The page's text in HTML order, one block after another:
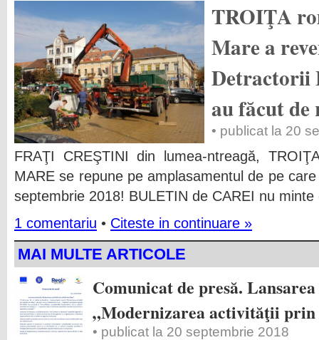
TROIŢA
Mare a
Detractorii
au făcut de
• publicat la 20
FRAŢI CREŞTINI din lumea-ntreagă,
MARE se repune pe amplasamentul de pe
septembrie 2018! BULETIN de CAREI nu
1 comentariu • Citeste in continuare »
MAI MULTE ARTICOLE
Comunicat de presă.
„Modernizarea activităţii
• publicat la 20 septembrie 2018